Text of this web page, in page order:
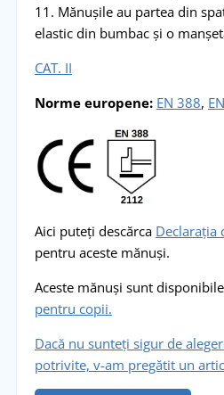
11. Mănușile au partea din
elastic din bumbac și o
CAT. II
Norme europene: EN 388,
Aici puteți descărca Declarația
pentru aceste mănuși.
Aceste mănuși sunt
pentru copii.
Dacă nu sunteți sigur de
potrivite, v-am pregătit un